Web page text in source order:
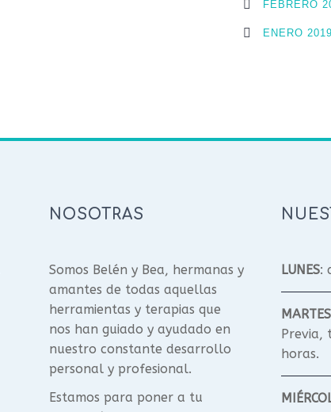
FEBRERO
ENERO 2019
NOSOTRAS
Somos Belén y Bea, hermanas y
amantes de todas aquellas
herramientas y terapias que
nos han guiado y ayudado en
nuestro constante desarrollo
personal y profesional.
Estamos para poner a tu
LUNES:
MARTES
Previa,
horas.